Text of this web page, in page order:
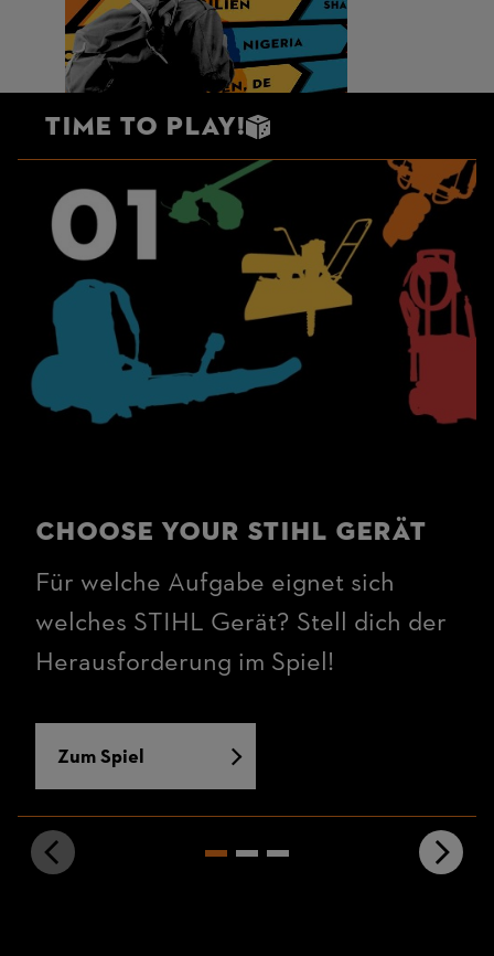
Time to play!
Choose your STIHL Gerät
Für welche Aufgabe eignet sich
welches STIHL Gerät? Stell dich der
Herausforderung im Spiel!
Zum Spiel